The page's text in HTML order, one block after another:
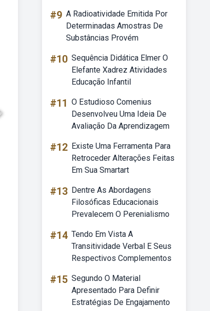
#9 A Radioatividade Emitida Por
Determinadas Amostras De
Substâncias Provém
#10 Sequência Didática Elmer O
Elefante Xadrez Atividades
Educação Infantil
#11 O Estudioso Comenius
Desenvolveu Uma Ideia De
Avaliação Da Aprendizagem
#12 Existe Uma Ferramenta Para
Retroceder Alterações Feitas
Em Sua Smartart
#13 Dentre As Abordagens
Filosóficas Educacionais
Prevalecem O Perenialismo
#14 Tendo Em Vista A
Transitividade Verbal E Seus
Respectivos Complementos
#15 Segundo O Material
Apresentado Para Definir
Estratégias De Engajamento